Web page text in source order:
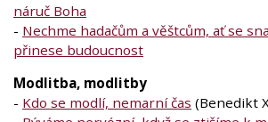
náruč Boha
- Nechme hadačům a věštcům, ať se
přinese budoucnost
Modlitba, modlitby
- Kdo se modlí, nemarní čas (Benedikt